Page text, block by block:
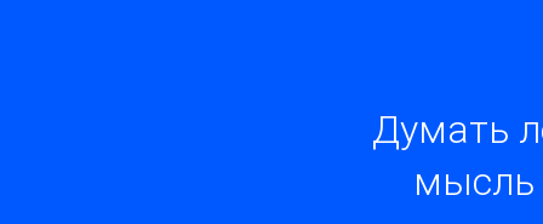
Думать
мысль